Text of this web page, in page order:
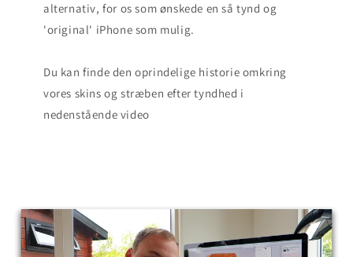
alternativ, for os som ønskede en så tynd og
'original' iPhone som mulig.
Du kan finde den oprindelige historie omkring
vores skins og stræben efter tyndhed i
nedenstående video